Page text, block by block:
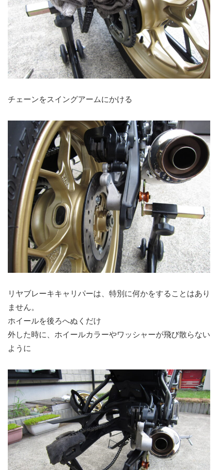
チェーンをスイングアームにかける
リヤブレーキキャリパーは、特別に何かをすることはあり
ません。
ホイールを後ろへぬくだけ
外した時に、ホイールカラーやワッシャーが飛び散らない
ように